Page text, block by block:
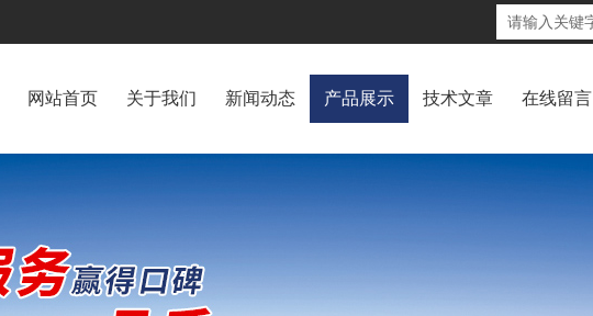
网站首页 关于我们 新闻动态 产品展示 技术文章 在线留言